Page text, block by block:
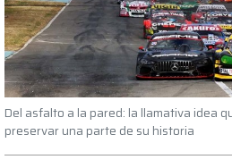
Del asfalto a la pared: la llamativa idea
preservar una parte de su historia